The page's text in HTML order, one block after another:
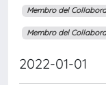
Membro del
Membro del
2022-01-01